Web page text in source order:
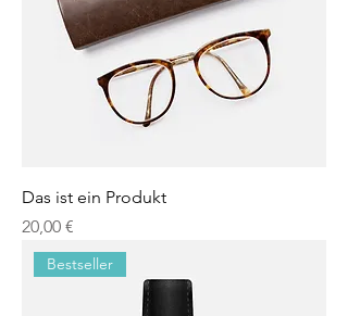
Das ist ein Produkt
Preis
20,00 €
Bestseller